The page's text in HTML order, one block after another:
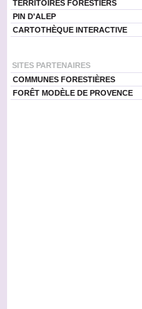
TERRITOIRES FORESTIERS
PIN D'ALEP
CARTOTHÈQUE INTERACTIVE
SITES PARTENAIRES
COMMUNES FORESTIÈRES
FORÊT MODÈLE DE PROVENCE